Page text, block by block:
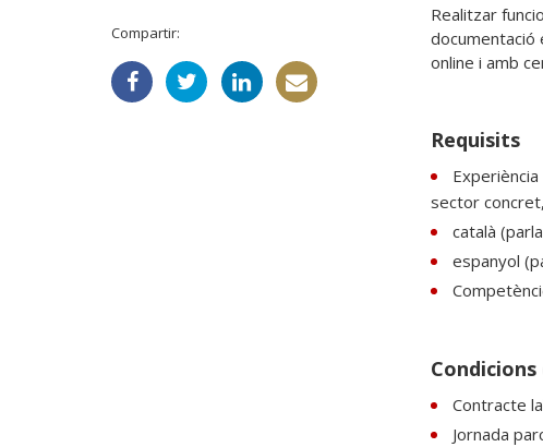
Compartir:
Realitzar
documentació
online i amb
Requisits
sector
català
espanyol
Contracte
Jornada